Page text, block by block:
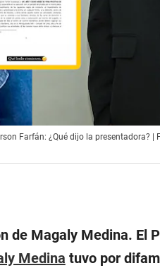
Farfán: ¿Qué dijo la presentadora? |
de Magaly Medina. El
Medina tuvo por